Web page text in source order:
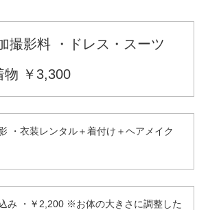
撮影料 ・ドレス・スーツ
物 ￥3,300
・衣装レンタル＋着付け＋ヘアメイク
み ・￥2,200 ※お体の大きさに調整した